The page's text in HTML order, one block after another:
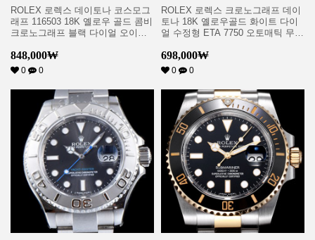
ROLEX 로렉스 데이토나 코스모그
래프 116503 18K 옐로우 골드 콤비
크로노그래프 블랙 다이얼 오이스
매틱 무브먼트 rol0615
848,000₩
0 0
ROLEX 로렉스 크로노그래프 데이
토나 18K 옐로우골드 화이트 다이
얼 수정형 ETA 7750 오토매틱 무브
698,000₩
0 0